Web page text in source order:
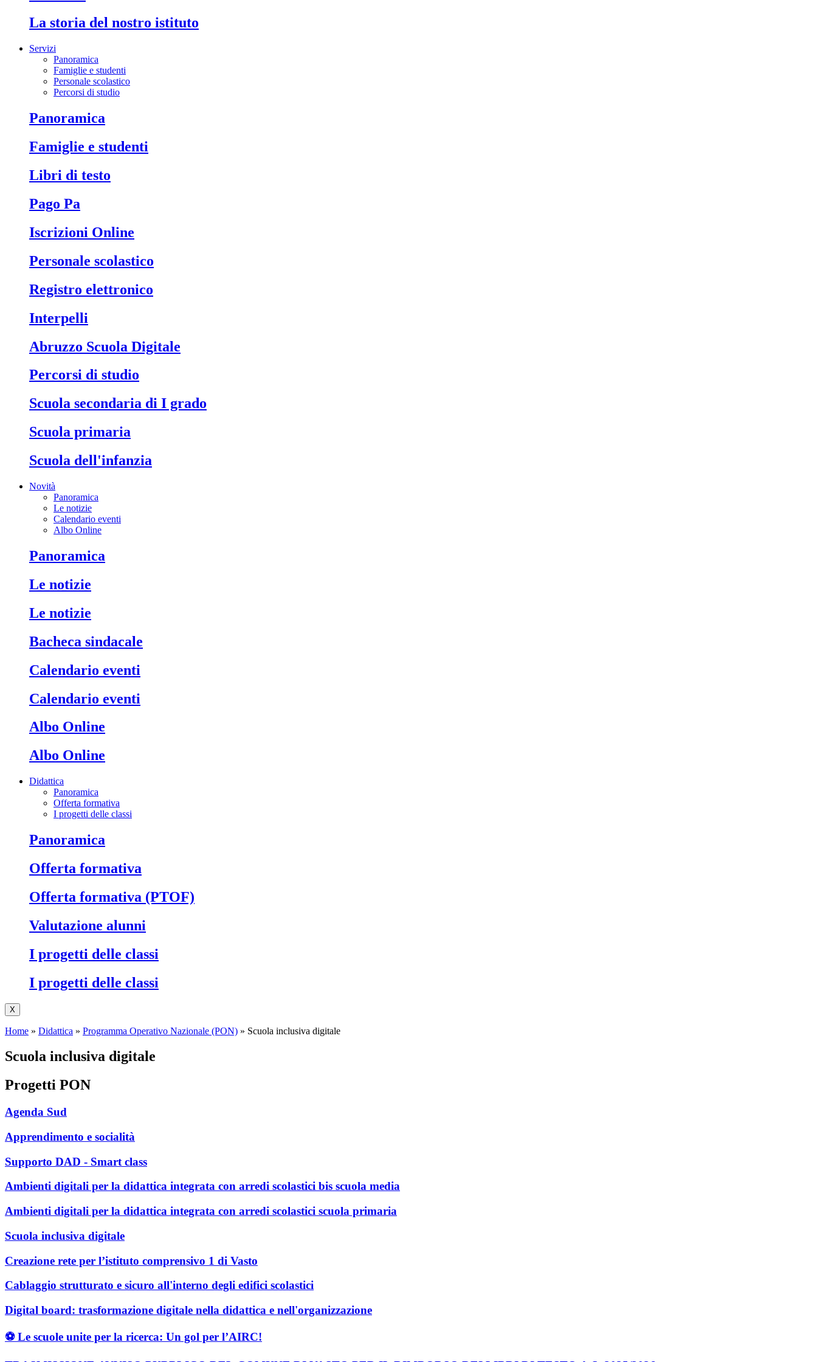
La storia del nostro istituto
Servizi
Panoramica
Famiglie e studenti
Personale scolastico
Percorsi di studio
Panoramica
Famiglie e studenti
Libri di testo
Pago Pa
Iscrizioni Online
Personale scolastico
Registro elettronico
Interpelli
Abruzzo Scuola Digitale
Percorsi di studio
Scuola secondaria di I grado
Scuola primaria
Scuola dell'infanzia
Novità
Panoramica
Le notizie
Calendario eventi
Albo Online
Panoramica
Le notizie
Le notizie
Bacheca sindacale
Calendario eventi
Calendario eventi
Albo Online
Albo Online
Didattica
Panoramica
Offerta formativa
I progetti delle classi
Panoramica
Offerta formativa
Offerta formativa (PTOF)
Valutazione alunni
I progetti delle classi
I progetti delle classi
X
Home » Didattica » Programma Operativo Nazionale (PON) » Scuola inclusiva digitale
Scuola inclusiva digitale
Progetti PON
Agenda Sud
Apprendimento e socialità
Supporto DAD - Smart class
Ambienti digitali per la didattica integrata con arredi scolastici bis scuola media
Ambienti digitali per la didattica integrata con arredi scolastici scuola primaria
Scuola inclusiva digitale
Creazione rete per l’istituto comprensivo 1 di Vasto
Cablaggio strutturato e sicuro all'interno degli edifici scolastici
Digital board: trasformazione digitale nella didattica e nell'organizzazione
⚽️ Le scuole unite per la ricerca: Un gol per l’AIRC!